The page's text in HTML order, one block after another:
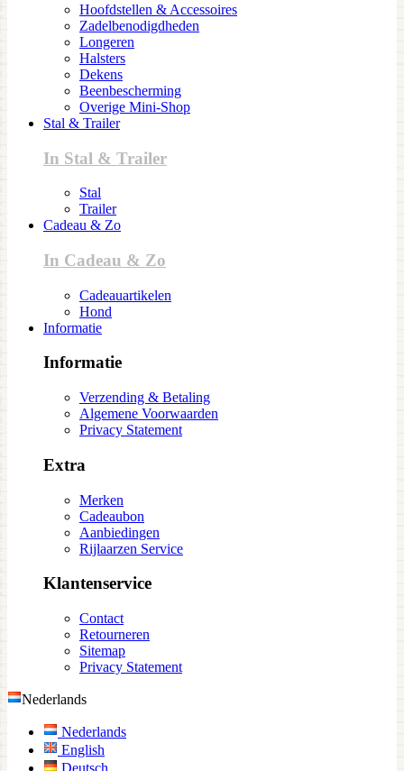
Hoofdstellen & Accessoires
Zadelbenodigdheden
Longeren
Halsters
Dekens
Beenbescherming
Overige Mini-Shop
Stal & Trailer
In Stal & Trailer
Stal
Trailer
Cadeau & Zo
In Cadeau & Zo
Cadeauartikelen
Hond
Informatie
Informatie
Verzending & Betaling
Algemene Voorwaarden
Privacy Statement
Extra
Merken
Cadeaubon
Aanbiedingen
Rijlaarzen Service
Klantenservice
Contact
Retourneren
Sitemap
Privacy Statement
Nederlands
Nederlands
English
Deutsch